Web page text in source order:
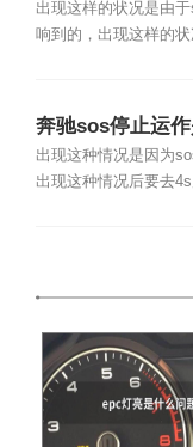
出现这样的状况是由
响到的，出现这样的
奔驰sos停止运
出现这种情况是因为
出现这种情况后要去